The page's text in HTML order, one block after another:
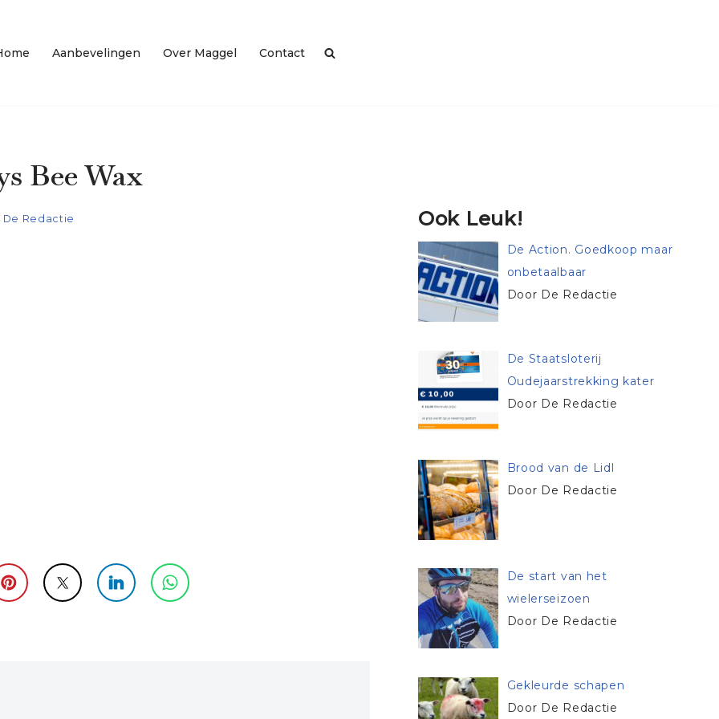
Aanbevelingen Over Maggel Contact
Bee Wax
De Redactie Ook Leuk!
De Action. Goedkoop maar
onbetaalbaar
Door De Redactie
De Staatsloterij
Oudejaarstrekking kater
Door De Redactie
Brood van de Lidl
Door De Redactie
De start van het
wielerseizoen
Door De Redactie
Gekleurde schapen
Door De Redactie